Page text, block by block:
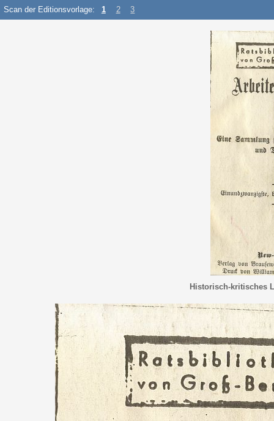
Scan der Editionsvorlage: 1 2 3
Historisch-kritisches